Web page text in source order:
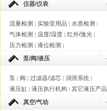
仪器/仪表
流量检测 | 实验室用品 | 水质检测 |
气体检测 | 温度/湿度 | 红外/激光 |
压力检测 | 液位检测 |
泵/阀/液压
泵 | 阀 | 过滤器/滤芯 | 润滑系统 |
液压缸 | 液压执行机构 | 其它液压产品
真空/气动